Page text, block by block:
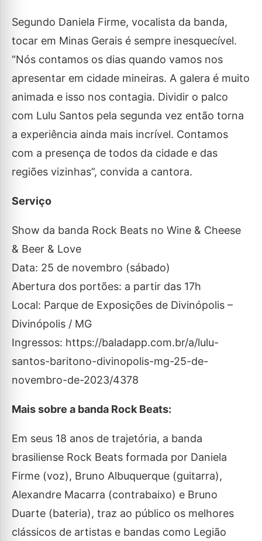
Segundo Daniela Firme, vocalista da banda,
tocar em Minas Gerais é sempre inesquecível.
“Nós contamos os dias quando vamos nos
apresentar em cidade mineiras. A galera é muito
animada e isso nos contagia. Dividir o palco
com Lulu Santos pela segunda vez então torna
a experiência ainda mais incrível. Contamos
com a presença de todos da cidade e das
regiões vizinhas”, convida a cantora.
Serviço
Show da banda Rock Beats no Wine & Cheese
& Beer & Love
Data: 25 de novembro (sábado)
Abertura dos portões: a partir das 17h
Local: Parque de Exposições de Divinópolis –
Divinópolis / MG
Ingressos: https://baladapp.com.br/a/lulu-
santos-baritono-divinopolis-mg-25-de-
novembro-de-2023/4378
Mais sobre a banda Rock Beats:
Em seus 18 anos de trajetória, a banda
brasiliense Rock Beats formada por Daniela
Firme (voz), Bruno Albuquerque (guitarra),
Alexandre Macarra (contrabaixo) e Bruno
Duarte (bateria), traz ao público os melhores
clássicos de artistas e bandas como Legião